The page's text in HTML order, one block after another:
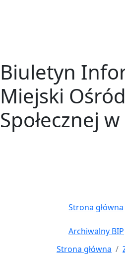
Biuletyn
Miejski
Społecznej
Strona główna
Archiwalny BIP
Strona główna